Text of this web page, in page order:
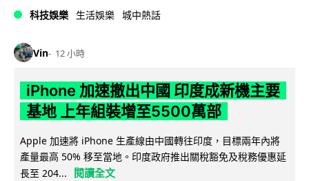
科技娛樂 生活娛樂 城中熱話
Vin 12 小時
iPhone 加速撤出中國 印度成新機主要
基地 上年組裝增至5500萬部
Apple 加速將 iPhone 生產線由中國轉往印度，目標兩年內將
產量最高 50% 移至當地。印度政府推出關稅豁免及稅務優惠延
長至 204...
閱讀全文